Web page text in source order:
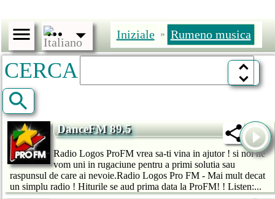
Iniziale » Rumeno musica
CERCA
DanceFM 89.5
Radio Logos ProFM vrea sa-ti vina in ajutor ! si noi ne
vom uni in rugaciune pentru a primi solutia sau
raspunsul de care ai nevoie.Radio Logos Pro FM - Mai mult decat
un simplu radio ! Hiturile se aud prima data la ProFM! ! Listen:...